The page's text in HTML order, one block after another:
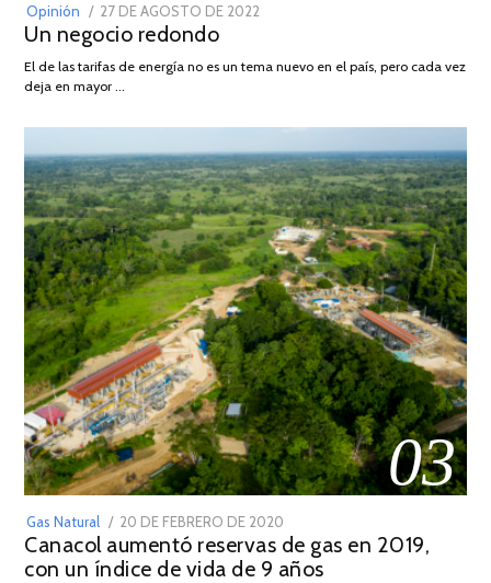
Opinión
POSTED
ON
27 DE AGOSTO DE 2022
DE
Un negocio redondo
El de las tarifas de energía no es un tema nuevo en el país, pero cada vez
deja en mayor …
03
Gas Natural
POSTED
ON
20 DE FEBRERO DE 2020
DE
JULIO
Canacol aumentó reservas de gas en 2019,
con un índice de vida de 9 años